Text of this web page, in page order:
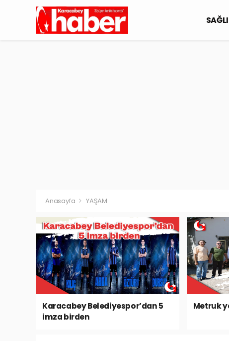
Anasayfa YAŞAM
Karacabey Belediyespor’dan 5
imza birden
Metruk